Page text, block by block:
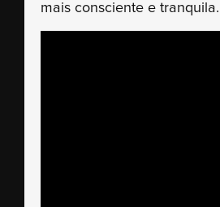
mais consciente e tranquila.